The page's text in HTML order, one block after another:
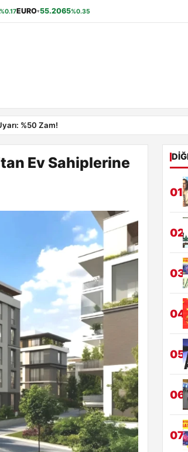
%0.17EURO▾55.2065%0.35
%50 Zam!
Ev Sahiplerine
01
02
03
04
05
06
07